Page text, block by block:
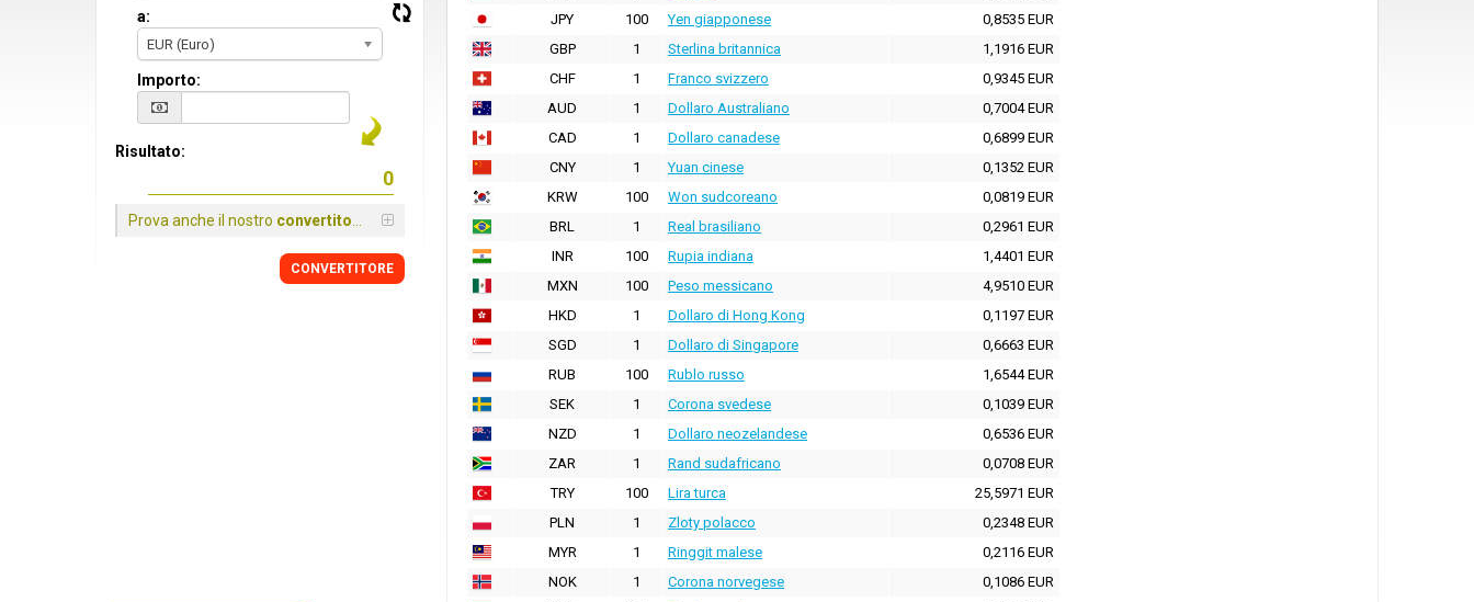
JPY
100 Yen giapponese
0,8535 EUR
GBP
1 Sterlina britannica
1,1916 EUR
CHF
1 Franco svizzero
0,9345 EUR
AUD
1 Dollaro Australiano
0,7004 EUR
CAD
1 Dollaro canadese
0,6899 EUR
CNY
1 Yuan cinese
0,1352 EUR
KRW
100 Won sudcoreano
0,0819 EUR
BRL
1 Real brasiliano
0,2961 EUR
INR
100 Rupia indiana
1,4401 EUR
MXN
100 Peso messicano
4,9510 EUR
HKD
1 Dollaro di Hong Kong
0,1197 EUR
SGD
1 Dollaro di Singapore
0,6663 EUR
RUB
100 Rublo russo
1,6544 EUR
SEK
1 Corona svedese
0,1039 EUR
NZD
1 Dollaro neozelandese
0,6536 EUR
ZAR
1 Rand sudafricano
0,0708 EUR
TRY
100 Lira turca
25,5971 EUR
PLN
1 Zloty polacco
0,2348 EUR
MYR
1 Ringgit malese
0,2116 EUR
NOK
1 Corona norvegese
0,1086 EUR
a:
EUR (Euro)
Importo:
Risultato:
Prova anche il nostro convertitore
CONVERTITORE